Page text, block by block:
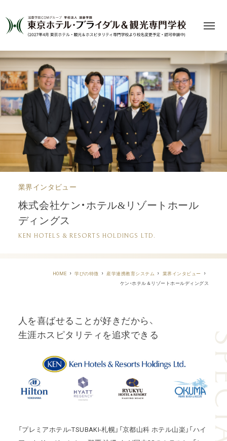
業界インタビュー
株式会社ケン・ホテル&リゾートホール
ディングス
KEN HOTELS & RESORTS HOLDINGS LTD.
HOME 学びの特徴 産学連携教育システム
業界インタビュー
ケン・ホテル＆リゾートホールディングス
人を喜ばせることが好きだから、
生涯ホスピタリティを追求できる
「プレミアホテル-TSUBAKI-札幌」「京都山科 ホテル山楽」「ハイ